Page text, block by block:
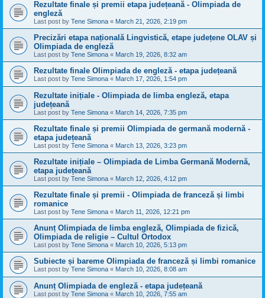
Rezultate finale și premii etapa județeană - Olimpiada de
engleză
Last post by Tene Simona « March 21, 2026, 2:19 pm
Precizări etapa națională Lingvistică, etape județene OLAV și
Olimpiada de engleză
Last post by Tene Simona « March 19, 2026, 8:32 am
Rezultate finale Olimpiada de engleză - etapa județeană
Last post by Tene Simona « March 17, 2026, 1:54 pm
Rezultate inițiale - Olimpiada de limba engleză, etapa
județeană
Last post by Tene Simona « March 14, 2026, 7:35 pm
Rezultate finale și premii Olimpiada de germană modernă -
etapa județeană
Last post by Tene Simona « March 13, 2026, 3:23 pm
Rezultate inițiale – Olimpiada de Limba Germană Modernă,
etapa județeană
Last post by Tene Simona « March 12, 2026, 4:12 pm
Rezultate finale și premii - Olimpiada de franceză și limbi
romanice
Last post by Tene Simona « March 11, 2026, 12:21 pm
Anunț Olimpiada de limba engleză, Olimpiada de fizică,
Olimpiada de religie – Cultul Ortodox
Last post by Tene Simona « March 10, 2026, 5:13 pm
Subiecte și bareme Olimpiada de franceză și limbi romanice
Last post by Tene Simona « March 10, 2026, 8:08 am
Anunț Olimpiada de engleză - etapa județeană
Last post by Tene Simona « March 10, 2026, 7:55 am